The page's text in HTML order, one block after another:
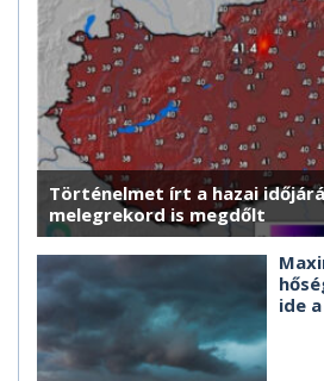
Történelmet írt a hazai
melegrekord is megdőlt
ide